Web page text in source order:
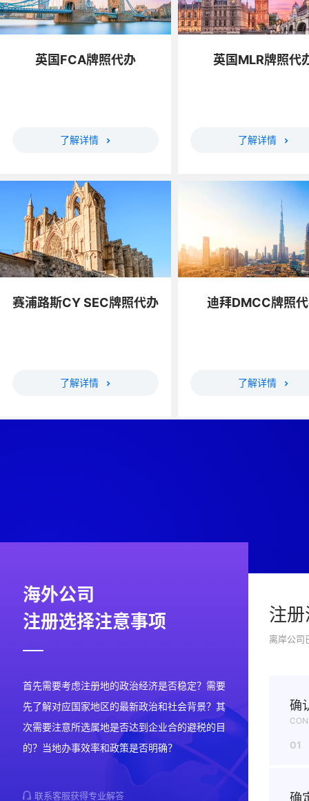
英国FCA牌照代办
了解详情
英国MLR牌照代
了解详情
赛浦路斯CY SEC牌照代办
了解详情
迪拜DMCC牌照
了解详情
海外公司
注册选择注意事项
首先需要考虑注册地的政治经济是否稳定？需要
先了解对应国家地区的最新政治和社会背景？其
次需要注意所选属地是否达到企业合的避税的目
的？当地办事效率和政策是否明确？
联系客服获得专业解答
注
离岸公司
确
01
确